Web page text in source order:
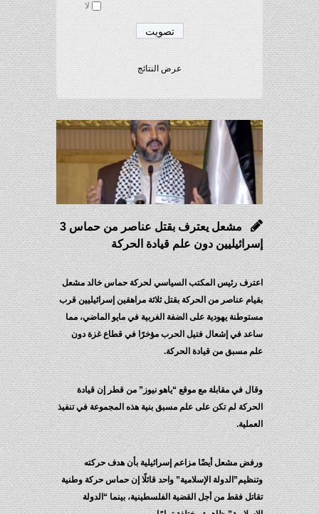
لا
عرض النتائج
مشعل يعترف بقتل عناصر من حماس 3
إسرائيليين دون علم قيادة الحركة
اعترف رئيس المكتب السياسي لحركة حماس خالد مشعل
بقيام عناصر من الحركة بقتل ثلاثة مراهقين إسرائيليين قرب
مستوطنة يهودية على الضفة الغربية في مايو الماضي، مما
ساعد في إشعال فتيل الحرب مؤخرًا في قطاع غزة دون
علم مسبق من قيادة الحركة.
وقال في مقابلة مع موقع “ياهو نيوز” من قطر إن قيادة
الحركة لم تكن على علم مسبق بنية هذه المجموعة في تنفيذ
العملية.
ورفض مشعل أيضًا مزاعم إسرائيلية بأن هدف حركته
وتنظيم”الدولة الإسلامية” واحد قائلًا إن حماس حركة وطنية
تقاتل فقط من أجل القضية الفلسطينية، بينما “الدولة